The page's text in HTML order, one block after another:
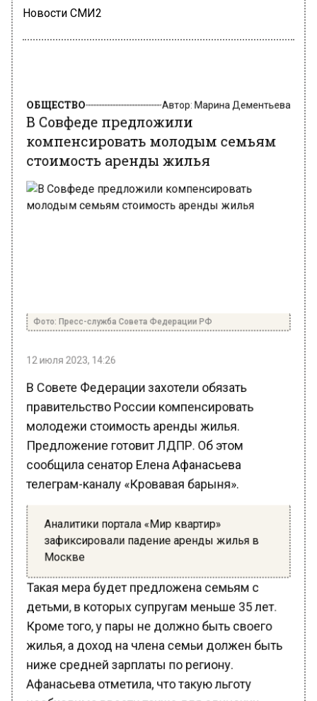
Новости СМИ2
В Совфеде предложили
компенсировать молодым семьям
стоимость аренды жилья
правительство России компенсировать
молодежи стоимость аренды жилья.
Предложение готовит ЛДПР. Об этом
сообщила сенатор Елена Афанасьева
телеграм-каналу «Кровавая барыня».
Аналитики портала «Мир квартир»
зафиксировали падение аренды жилья в
Москве
Такая мера будет предложена семьям с
детьми, в которых супругам меньше 35 лет.
Кроме того, у пары не должно быть своего
жилья, а доход на члена семьи должен быть
ниже средней зарплаты по региону.
Афанасьева отметила, что такую льготу